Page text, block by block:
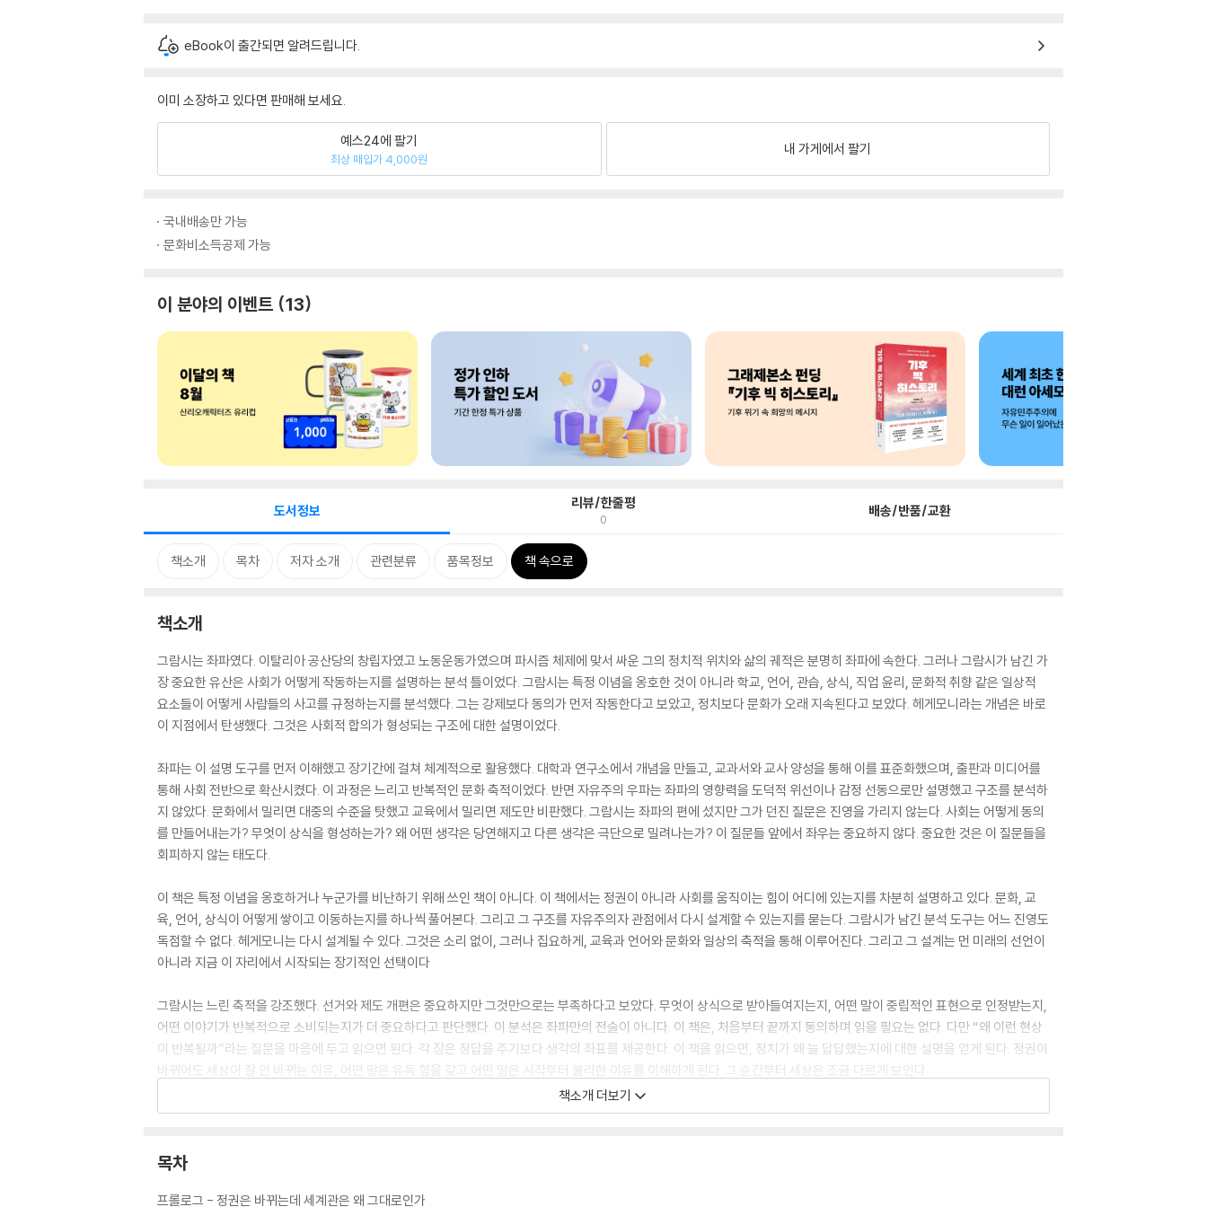
eBook이 출간되면 알려드립니다.
이미 소장하고 있다면 판매해 보세요.
예스24에 팔기
최상 매입가 4,000원
내 가게에서 팔기
국내배송만 가능
문화비소득공제 가능
이 분야의 이벤트 13
도서정보 리뷰/한줄평
0 배송/반품/교환
책소개 목차 저자 소개 관련분류 품목정보 책 속으로
책소개
그람시는 좌파였다. 이탈리아 공산당의 창립자였고 노동운동가였으며 파시즘 체제에 맞서 싸운 그의 정치적 위치와 삶의 궤적은 분명히 좌파에 속한다. 그러나 그람시가 남긴 가
장 중요한 유산은 사회가 어떻게 작동하는지를 설명하는 분석 틀이었다. 그람시는 특정 이념을 옹호한 것이 아니라 학교, 언어, 관습, 상식, 직업 윤리, 문화적 취향 같은 일상적
요소들이 어떻게 사람들의 사고를 규정하는지를 분석했다. 그는 강제보다 동의가 먼저 작동한다고 보았고, 정치보다 문화가 오래 지속된다고 보았다. 헤게모니라는 개념은 바로
이 지점에서 탄생했다. 그것은 사회적 합의가 형성되는 구조에 대한 설명이었다.
좌파는 이 설명 도구를 먼저 이해했고 장기간에 걸쳐 체계적으로 활용했다. 대학과 연구소에서 개념을 만들고, 교과서와 교사 양성을 통해 이를 표준화했으며, 출판과 미디어를
통해 사회 전반으로 확산시켰다. 이 과정은 느리고 반복적인 문화 축적이었다. 반면 자유주의 우파는 좌파의 영향력을 도덕적 위선이나 감정 선동으로만 설명했고 구조를 분석하
지 않았다. 문화에서 밀리면 대중의 수준을 탓했고 교육에서 밀리면 제도만 비판했다. 그람시는 좌파의 편에 섰지만 그가 던진 질문은 진영을 가리지 않는다. 사회는 어떻게 동의
를 만들어내는가? 무엇이 상식을 형성하는가? 왜 어떤 생각은 당연해지고 다른 생각은 극단으로 밀려나는가? 이 질문들 앞에서 좌우는 중요하지 않다. 중요한 것은 이 질문들을
회피하지 않는 태도다.
이 책은 특정 이념을 옹호하거나 누군가를 비난하기 위해 쓰인 책이 아니다. 이 책에서는 정권이 아니라 사회를 움직이는 힘이 어디에 있는지를 차분히 설명하고 있다. 문화, 교
육, 언어, 상식이 어떻게 쌓이고 이동하는지를 하나씩 풀어본다. 그리고 그 구조를 자유주의자 관점에서 다시 설계할 수 있는지를 묻는다. 그람시가 남긴 분석 도구는 어느 진영도
독점할 수 없다. 헤게모니는 다시 설계될 수 있다. 그것은 소리 없이, 그러나 집요하게, 교육과 언어와 문화와 일상의 축적을 통해 이루어진다. 그리고 그 설계는 먼 미래의 선언이
아니라 지금 이 자리에서 시작되는 장기적인 선택이다
그람시는 느린 축적을 강조했다. 선거와 제도 개편은 중요하지만 그것만으로는 부족하다고 보았다. 무엇이 상식으로 받아들여지는지, 어떤 말이 중립적인 표현으로 인정받는지,
어떤 이야기가 반복적으로 소비되는지가 더 중요하다고 판단했다. 이 분석은 좌파만의 전술이 아니다. 이 책은, 처음부터 끝까지 동의하며 읽을 필요는 없다. 다만 “왜 이런 현상
이 반복될까”라는 질문을 마음에 두고 읽으면 된다. 각 장은 정답을 주기보다 생각의 좌표를 제공한다. 이 책을 읽으면, 정치가 왜 늘 답답했는지에 대한 설명을 얻게 된다. 정권이
바뀌어도 세상이 잘 안 바뀌는 이유, 어떤 말은 유독 힘을 갖고 어떤 말은 시작부터 불리한 이유를 이해하게 된다. 그 순간부터 세상은 조금 다르게 보인다.
이 책은 ‘느림’, ‘반복’, ‘축적’이라는 문화 방식으로 구성되어 있다. 서로 다른 장면과 사례를 여러 장에 걸쳐 천천히 이어가며 생각의 흐름을 축적해간다. 반복은 같은 내용을 되풀
이 책은 전략 지도에 가깝다. 우리에게 익숙한 실패가 왜 반복되었는지 이해하고 싶은 사람, 정권 교체만으로는 부족하다는 막연한 불만을 느껴온 사람, 정책 이전에 언어와 사고
콘텐츠 분야에 종사하는 사람이라면 이 책에서 더 많은 힌트를 얻을 수 있을 것이다.
책소개 더보기
목차
프롤로그 - 정권은 바뀌는데 세계관은 왜 그대로인가